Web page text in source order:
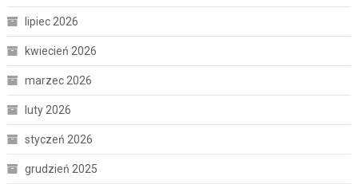
lipiec 2026
kwiecień 2026
marzec 2026
luty 2026
styczeń 2026
grudzień 2025